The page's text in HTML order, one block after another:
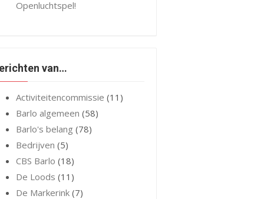
Openluchtspel!
van…
Activiteitencommissie (11)
Barlo algemeen (58)
Barlo's belang (78)
Bedrijven (5)
CBS Barlo (18)
De Loods (11)
De Markerink (7)